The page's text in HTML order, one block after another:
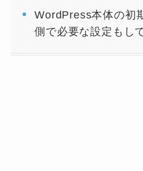
WordPress本体の初
側で必要な設定もし